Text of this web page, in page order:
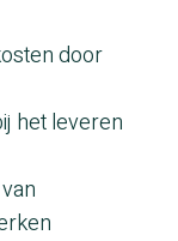
door
het leveren